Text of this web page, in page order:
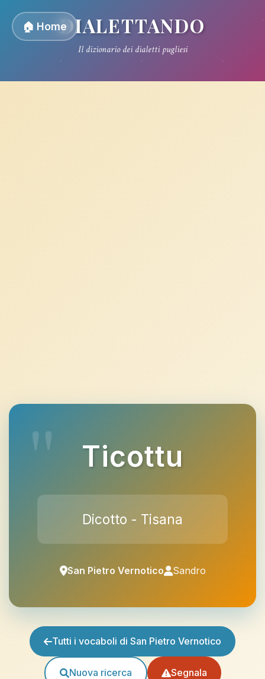
🏠 HomeDIALETTANDO
Il dizionario dei dialetti pugliesi
Ticottu
Dicotto - Tisana
San Pietro Vernotico Sandro
Tutti i vocaboli di San Pietro Vernotico
Nuova ricerca Segnala